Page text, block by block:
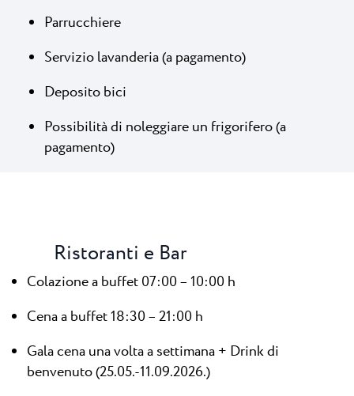
Parrucchiere
Servizio lavanderia (a pagamento)
Deposito bici
Possibilità di noleggiare un frigorifero (a
pagamento)
Ristoranti e Bar
Colazione a buffet 07:00 – 10:00 h
Cena a buffet 18:30 – 21:00 h
Gala cena una volta a settimana + Drink di
benvenuto (25.05.-11.09.2026.)